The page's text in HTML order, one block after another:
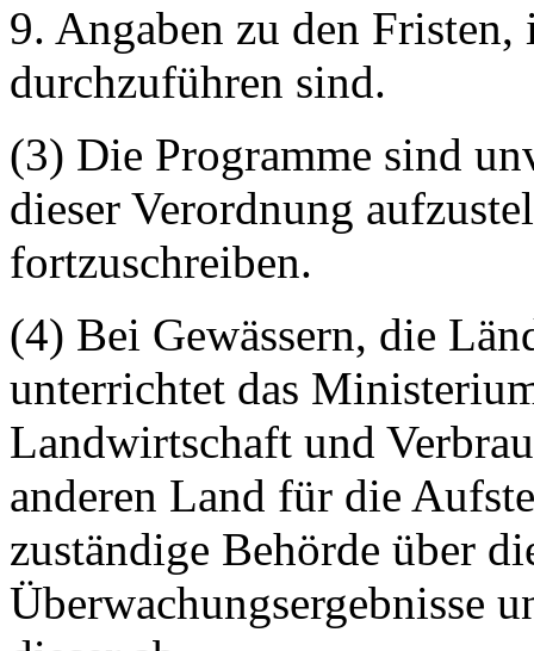
9. Angaben zu den
durchzuführen sind.
(3) Die Programme sind
dieser Verordnung
fortzuschreiben.
(4) Bei Gewässern, die
unterrichtet das
Landwirtschaft und
anderen Land für die
zuständige Behörde über
Überwachungsergebnisse